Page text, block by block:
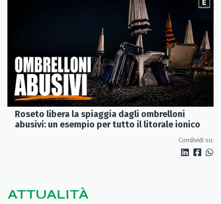
Roseto libera la spiaggia dagli ombrelloni
abusivi: un esempio per tutto il litorale ionico
Condividi su:
ATTUALITÀ